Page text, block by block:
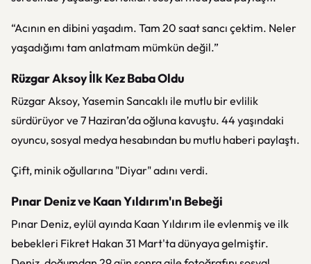
“Acının en dibini yaşadım. Tam 20 saat sancı çektim. Neler
yaşadığımı tam anlatmam mümkün değil.”
Rüzgar Aksoy İlk Kez Baba Oldu
Rüzgar Aksoy, Yasemin Sancaklı ile mutlu bir evlilik
sürdürüyor ve 7 Haziran’da oğluna kavuştu. 44 yaşındaki
oyuncu, sosyal medya hesabından bu mutlu haberi paylaştı.
Çift, minik oğullarına "Diyar" adını verdi.
Pınar Deniz ve Kaan Yıldırım'ın Bebeği
Pınar Deniz, eylül ayında Kaan Yıldırım ile evlenmiş ve ilk
bebekleri Fikret Hakan 31 Mart'ta dünyaya gelmiştir.